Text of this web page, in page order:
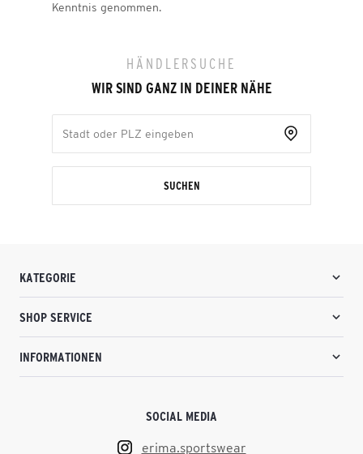
Kenntnis genommen.
HÄNDLERSUCHE
WIR SIND GANZ IN DEINER NÄHE
SUCHEN
KATEGORIE
SHOP SERVICE
INFORMATIONEN
SOCIAL MEDIA
erima.sportswear